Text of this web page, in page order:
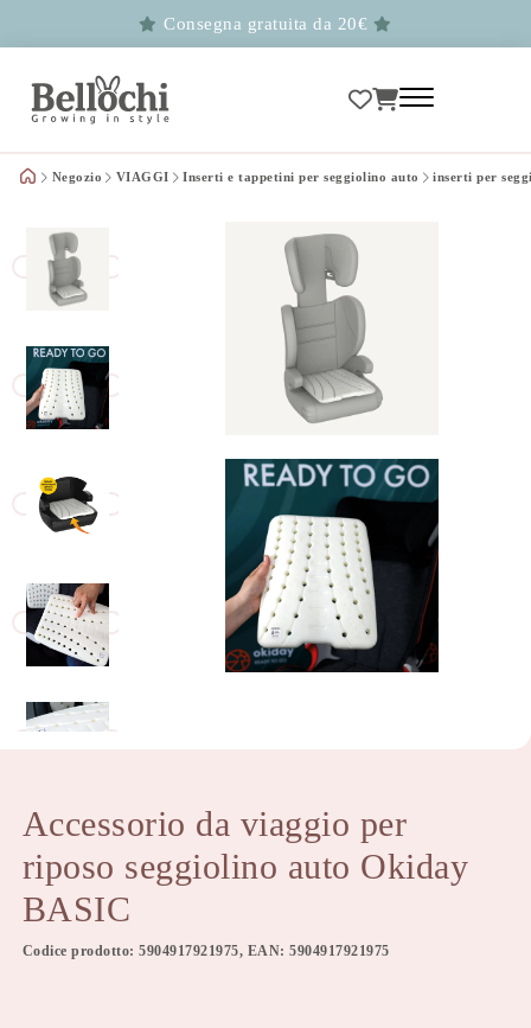
Consegna gratuita da 20€
Negozio VIAGGI Inserti e tappetini per seggiolino auto inserti per
Accessorio da viaggio per
riposo seggiolino auto Okiday
BASIC
Codice prodotto: 5904917921975, EAN: 5904917921975